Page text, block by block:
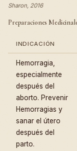
Sharon, 2016
Preparaciones
INDICACIÓN
Hemorragia,
especialmente
después del
aborto. Prevenir
Hemorragias y
sanar el útero
después del
parto.